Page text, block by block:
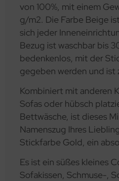
von 100%, mit einem
g/m2. Die Farbe Beige
sich jeder
Bezug ist waschbar bis
bedenkenlos, mit der
gegeben werden und ist
Kombiniert mit anderen
Sofas oder hübsch
Bettwäsche, ist dieses
Namenszug Ihres
Stickfarbe Gold, ein
Es ist ein süßes kleines
Sofakissen, Schmuse-,